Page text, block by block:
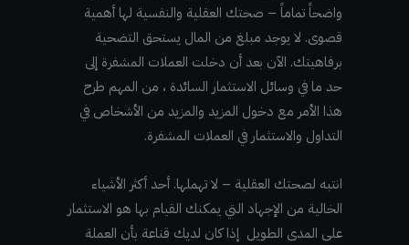
واضحاً تماماً – صحتك العقلية والنفسية لها أهمية
قصوى. لا يوجد مبلغ من المال يستحق التضحية
برفاهيتك. الآن بعد أن دخلت العملات المشفرة إلى
حد ما في وسائل الاستثمار السائدة ، من المهم طرح
هذا الأمر مع دخول المزيد والمزيد من الأشخاص في
التداول والاستثمار في العملات المشفرة.
انتبه لصحتك العقلية – لا تهملها. أحد أكثر الأشياء
الخالية من الإجهاد التي يمكنك القيام بها هو الاستثمار
على المدى الطويل إذا كان لديك قناعة بأن العملة